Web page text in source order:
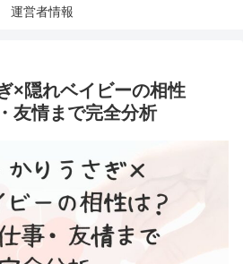
運営者情報
×隠れベイビーの相性
友情まで完全分析